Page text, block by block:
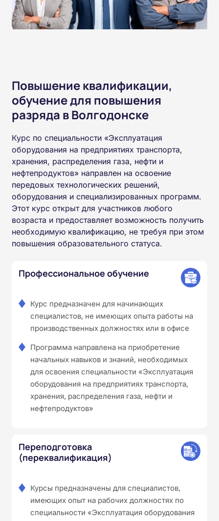
Повышение квалификации,
обучение для повышения
разряда в Волгодонске
Курс по специальности «Эксплуатация
оборудования на предприятиях транспорта,
хранения, распределения газа, нефти и
нефтепродуктов» направлен на освоение
передовых технологических решений,
оборудования и специализированных программ.
Этот курс открыт для участников любого
возраста и предоставляет возможность получить
необходимую квалификацию, не требуя при этом
повышения образовательного статуса.
Профессиональное обучение
Курс предназначен для начинающих
специалистов, не имеющих опыта работы на
производственных должностях или в офисе
Программа направлена на приобретение
начальных навыков и знаний, необходимых
для освоения специальности «Эксплуатация
оборудования на предприятиях транспорта,
хранения, распределения газа, нефти и
нефтепродуктов»
Переподготовка
(переквалификация)
Курсы предназначены для специалистов,
имеющих опыт на рабочих должностях по
специальности «Эксплуатация оборудования